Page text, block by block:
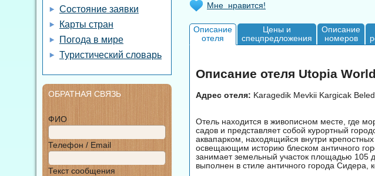
Мне нравится!
Описание
отеля
Цены и
спецпредложения
Описание
номеров
Описание отеля Utopia
Адрес отеля: Karagedik Mevkii Kargicak
Отель находится в живописном месте, где
садов и представляет собой курортный
аквапарком, находящийся внутри
освещающим историю блеском античного
занимает земельный участок площадью
выполнен в стиле античного города Сидера,
Состояние заявки
Карты стран
Погода в мире
Туристический словарь
ОБРАТНАЯ СВЯЗЬ
ФИО
Телефон / Email
Текст сообщения